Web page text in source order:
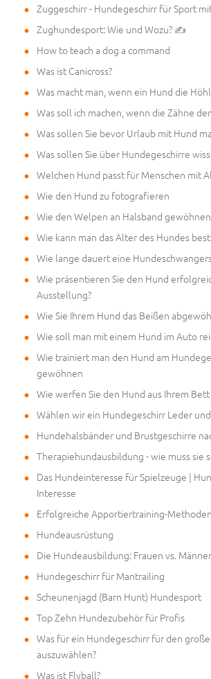
Zuggeschirr - Hundegeschirr für Sport
Zughundesport: Wie und Wozu? ✍
How to teach a dog a command
Was ist Canicross?
Was macht man, wenn ein Hund die
Was soll ich machen, wenn die Zähne
Was sollen Sie bevor Urlaub mit Hund
Was sollen Sie über Hundegeschirre
Welchen Hund passt für Menschen mit
Wie den Hund zu fotografieren
Wie den Welpen an Halsband gewöhnen
Wie kann man das Alter des Hundes
Wie lange dauert eine
Wie präsentieren Sie den Hund
Ausstellung?
Wie Sie Ihrem Hund das Beißen
Wie soll man mit einem Hund im Auto
Wie trainiert man den Hund am
gewöhnen
Wie werfen Sie den Hund aus Ihrem Bett
Wählen wir ein Hundegeschirr Leder
Hundehalsbänder und Brustgeschirre
Therapiehundausbildung - wie muss sie
Das Hundeinteresse für Spielzeuge |
Interesse
Erfolgreiche Apportiertraining-Methoden
Hundeausrüstung
Die Hundeausbildung: Frauen vs. Männer
Hundegeschirr für Mantrailing
Scheunenjagd (Barn Hunt) Hundesport
Top Zehn Hundezubehör für Profis
Was für ein Hundegeschirr für den
auszuwählen?
Was ist Flyball?